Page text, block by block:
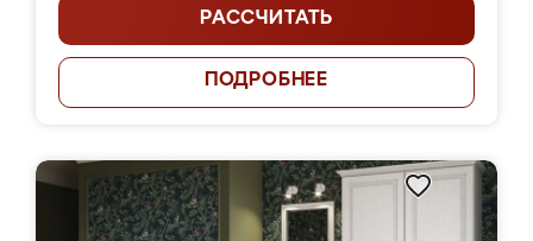
РАССЧИТАТЬ
ПОДРОБНЕЕ